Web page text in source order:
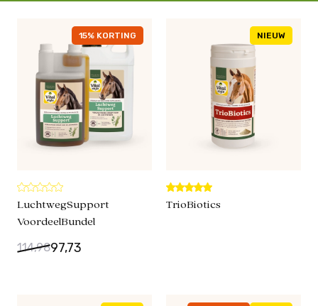
15% KORTING
LuchtwegSupport
VoordeelBundel
114,9897,73
NIEUW
TrioBiotics